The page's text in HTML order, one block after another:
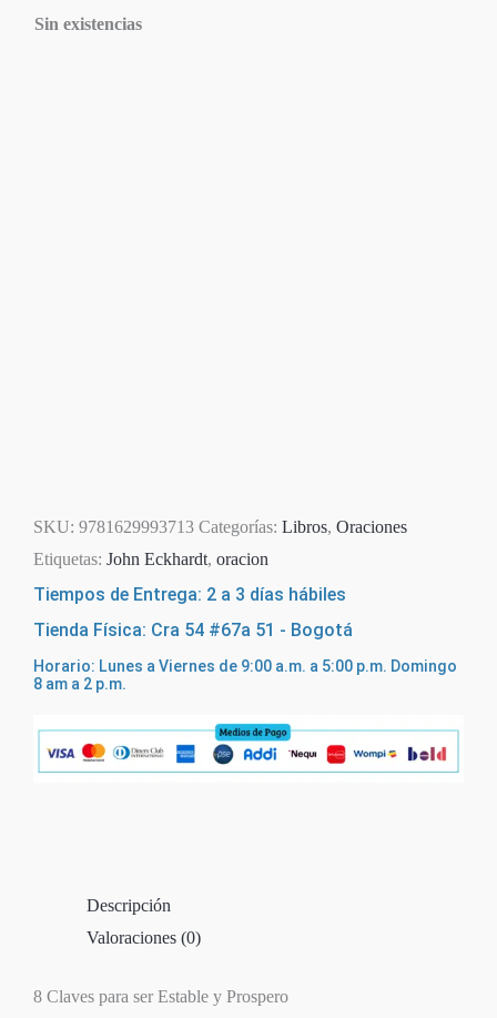
Sin existencias
SKU: 9781629993713 Categorías: Libros, Oraciones
Etiquetas: John Eckhardt, oracion
Tiempos de Entrega: 2 a 3 días hábiles
Tienda Física: Cra 54 #67a 51 - Bogotá
Horario: Lunes a Viernes de 9:00 a.m. a 5:00 p.m. Domingo
8 am a 2 p.m.
Descripción
Valoraciones (0)
8 Claves para ser Estable y Prospero